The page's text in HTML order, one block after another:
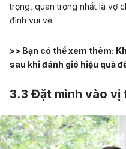
trọng, quan trọng nhất là vợ
đình vui vẻ.
>> Bạn có thể xem thêm:
sau khi đánh gió hiệu quả
3.3 Đặt mình vào vị